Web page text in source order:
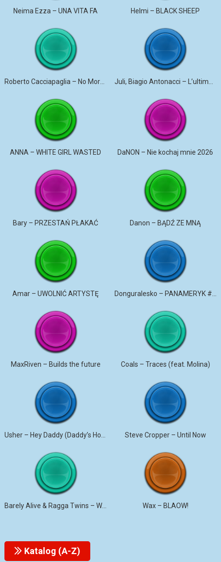
Neima Ezza – UNA VITA FA Helmi – BLACK SHEEP
Roberto Cacciapaglia – No More Violence
ANNA – WHITE GIRL WASTED DaNON – Nie kochaj mnie 2026
Bary – PRZESTAŃ PŁAKAĆ Danon – BĄDŹ ZE MNĄ
Amar – UWOLNIĆ ARTYSTĘ
MaxRiven – Builds the future Coals – Traces (feat. Molina)
Steve Cropper – Until Now
Barely Alive & Ragga Twins – We Set It Wax – BLAOW!
Katalog (A-Z)